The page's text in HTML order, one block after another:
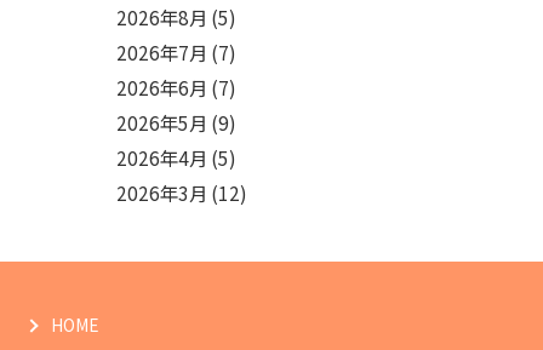
2026年8月 (5)
2026年7月 (7)
2026年6月 (7)
2026年5月 (9)
2026年4月 (5)
2026年3月 (12)
HOME